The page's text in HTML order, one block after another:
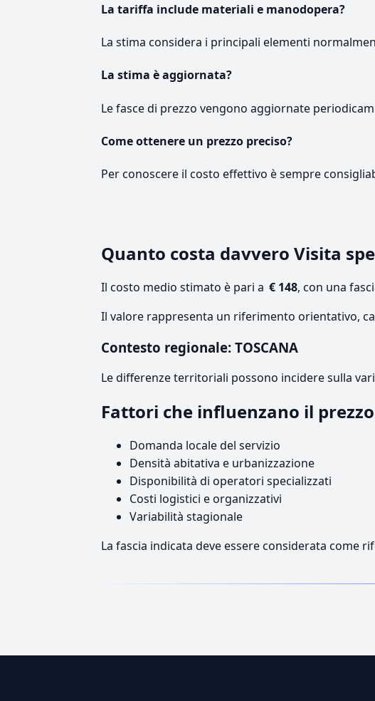
La tariffa include materiali e manodopera?
La stima considera i principali elementi
La stima è aggiornata?
Le fasce di prezzo vengono aggiornate
Come ottenere un prezzo preciso?
Per conoscere il costo effettivo è sempre
Quanto costa davvero Visita
Il costo medio stimato è pari a € 148, con una
Il valore rappresenta un riferimento orientativo,
Contesto regionale: TOSCANA
Le differenze territoriali possono incidere sulla
Fattori che influenzano il prezzo
Domanda locale del servizio
Densità abitativa e urbanizzazione
Disponibilità di operatori specializzati
Costi logistici e organizzativi
Variabilità stagionale
La fascia indicata deve essere considerata come